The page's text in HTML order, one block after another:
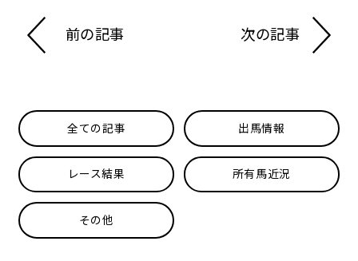
前の記事 次の記事
全ての記事 出馬情報
レース結果 所有馬近況
その他